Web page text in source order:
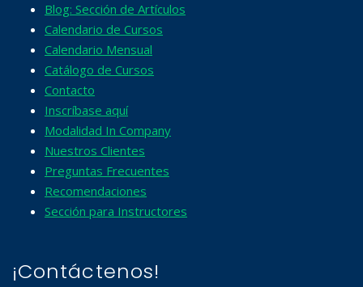
Blog: Sección de Artículos
Calendario de Cursos
Calendario Mensual
Catálogo de Cursos
Contacto
Inscríbase aquí
Modalidad In Company
Nuestros Clientes
Preguntas Frecuentes
Recomendaciones
Sección para Instructores
¡Contáctenos!